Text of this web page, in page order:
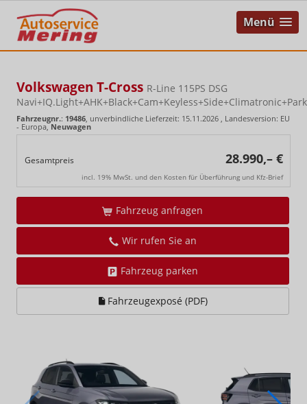
Menü
Volkswagen T-Cross R-Line 115PS DSG
Fahrzeugnr.: 19486, unverbindliche Lieferzeit: 15.11.2026 , Landesversion: EU
- Europa,Neuwagen
Gesamtpreis 28.990,– €
incl. 19% MwSt. und den Kosten für Überführung und Kfz-Brief
Fahrzeug anfragen
Wir rufen Sie an
Fahrzeug parken
Fahrzeugexposé (PDF)